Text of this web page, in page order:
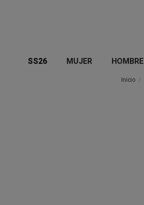
SS26 MUJER HOMBRE
Inicio